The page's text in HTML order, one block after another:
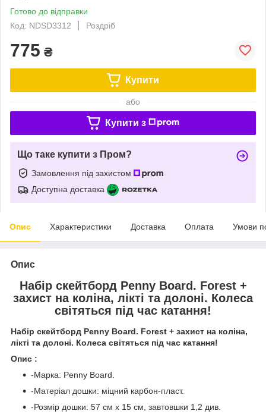
Готово до відправки
Код: NDSD3312
Роздріб
775 ₴
Купити
або
Купити з
Що таке купити з Пром?
Замовлення під захистом
Доступна доставка
Опис Характеристики Доставка Оплата Умови
Опис
Набір скейтборд Penny Board. Forest +
захист на коліна, лікті та долоні. Колеса
світяться під час катання!
Набір скейтборд Penny Board. Forest + захист на коліна,
лікті та долоні. Колеса світяться під час катання!
Опис :
-Марка: Penny Board.
-Матеріал дошки: міцний карбон-пласт.
-Розмір дошки: 57 см х 15 см, завтовшки 1,2 див.